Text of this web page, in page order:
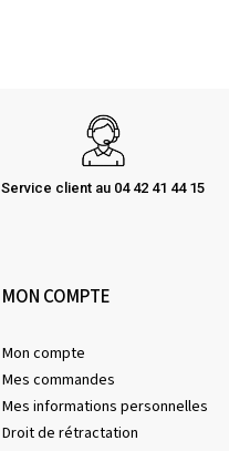
Service client au 04 42 41 44 15
MON COMPTE
Mon compte
Mes commandes
Mes informations personnelles
Droit de rétractation